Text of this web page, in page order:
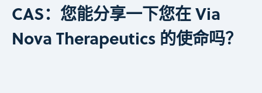
CAS：您能分享一下您在 Via
Nova Therapeutics 的使命吗？